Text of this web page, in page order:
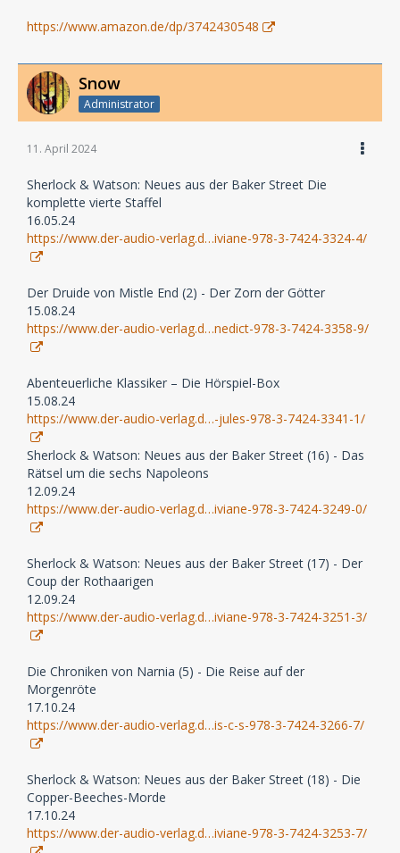
https://www.amazon.de/dp/3742430548
Snow
Administrator
11. April 2024
Sherlock & Watson: Neues aus der Baker Street Die
komplette vierte Staffel
16.05.24
https://www.der-audio-verlag.d…iviane-978-3-7424-3324-4/
Der Druide von Mistle End (2) - Der Zorn der Götter
15.08.24
https://www.der-audio-verlag.d…nedict-978-3-7424-3358-9/
Abenteuerliche Klassiker – Die Hörspiel-Box
15.08.24
https://www.der-audio-verlag.d…-jules-978-3-7424-3341-1/
Sherlock & Watson: Neues aus der Baker Street (16) - Das
Rätsel um die sechs Napoleons
12.09.24
https://www.der-audio-verlag.d…iviane-978-3-7424-3249-0/
Sherlock & Watson: Neues aus der Baker Street (17) - Der
Coup der Rothaarigen
12.09.24
https://www.der-audio-verlag.d…iviane-978-3-7424-3251-3/
Die Chroniken von Narnia (5) - Die Reise auf der
Morgenröte
17.10.24
https://www.der-audio-verlag.d…is-c-s-978-3-7424-3266-7/
Sherlock & Watson: Neues aus der Baker Street (18) - Die
Copper-Beeches-Morde
17.10.24
https://www.der-audio-verlag.d…iviane-978-3-7424-3253-7/